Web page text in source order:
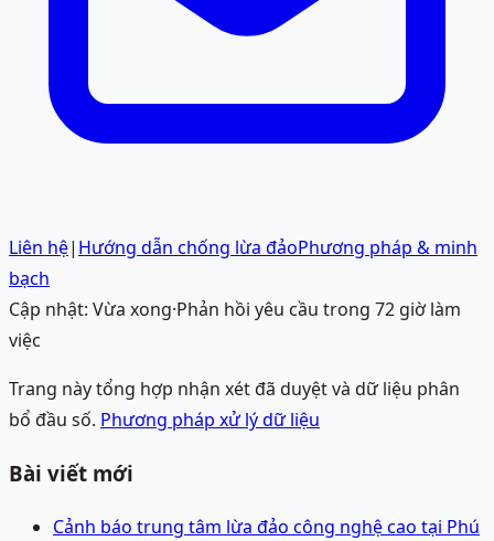
Liên hệ| Hướng dẫn chống lừa đảoPhương pháp & minh
bạch
Cập nhật: Vừa xong·Phản hồi yêu cầu trong 72 giờ làm
việc
Trang này tổng hợp nhận xét đã duyệt và dữ liệu phân
bổ đầu số. Phương pháp xử lý dữ liệu
Bài viết mới
Cảnh báo trung tâm lừa đảo công nghệ cao tại Phú